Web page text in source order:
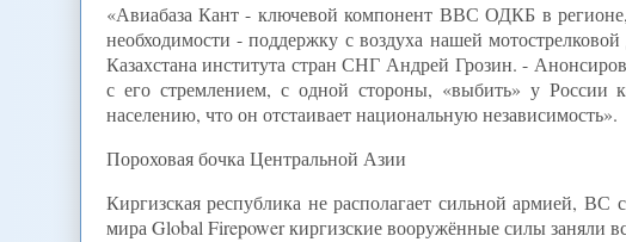
«Авиабаза Кант - ключевой компонент ВВС ОДКБ в
необходимости - поддержку с воздуха нашей
Казахстана института стран СНГ Андрей Грозин. -
с его стремлением, с одной стороны, «выбить» у России
населению, что он отстаивает национальную независимость».
Пороховая бочка Центральной Азии
Киргизская республика не располагает сильной армией,
мира Global Firepower киргизские вооружённые силы заняли